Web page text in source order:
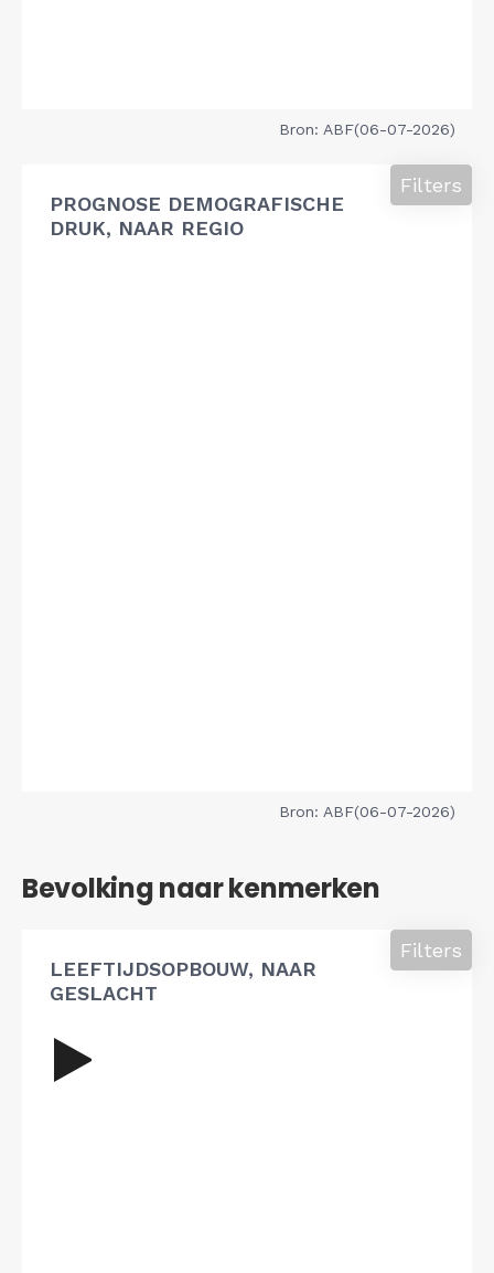
Bron: ABF(06-07-2026)
PROGNOSE DEMOGRAFISCHE
DRUK, NAAR REGIO
Filters
Bron: ABF(06-07-2026)
Bevolking naar kenmerken
LEEFTIJDSOPBOUW, NAAR
GESLACHT
Filters